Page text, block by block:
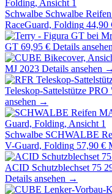
Schwalbe Schwalbe
RaceGuard, Folding 44,90
GT 69,95 € Details
MJ 2023 Details ansehen →
Teleskop-Sattelstütze
ansehen →
Schwalbe SCHWALBE
V-Guard, Folding 57,90 €
ACID Schutzblechset 75
Details ansehen →